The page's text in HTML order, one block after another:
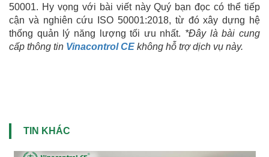
50001. Hy vọng với bài viết này Quý bạn đọc có thể tiếp
cận và nghiên cứu ISO 50001:2018, từ đó xây dựng hệ
thống quản lý năng lượng tối ưu nhất. *Đây là bài cung
cấp thông tin Vinacontrol CE không hỗ trợ dịch vụ này.
TIN KHÁC